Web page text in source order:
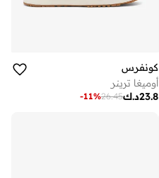
كونفرس
أوميغا ترينر
د.ك23.8
26.45
-11%